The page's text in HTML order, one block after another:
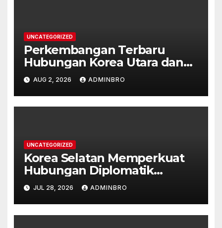
UNCATEGORIZED
Perkembangan Terbaru
Hubungan Korea Utara dan
Korea Selatan
AUG 2, 2026 ADMINBRO
UNCATEGORIZED
Korea Selatan Memperkuat
Hubungan Diplomatik
dengan ASEAN
JUL 28, 2026 ADMINBRO